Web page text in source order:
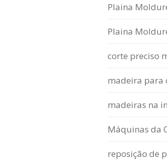
Plaina
Plaina
corte preciso
madeira para
madeiras na
Máquinas da
reposição de